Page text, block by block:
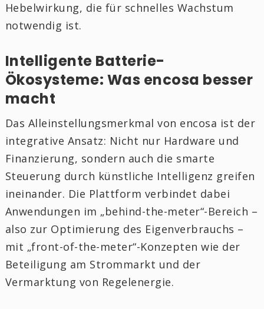
Hebelwirkung, die für schnelles Wachstum
notwendig ist.
Intelligente Batterie-
Ökosysteme: Was encosa besser
macht
Das Alleinstellungsmerkmal von encosa ist der
integrative Ansatz: Nicht nur Hardware und
Finanzierung, sondern auch die smarte
Steuerung durch künstliche Intelligenz greifen
ineinander. Die Plattform verbindet dabei
Anwendungen im „behind-the-meter“-Bereich –
also zur Optimierung des Eigenverbrauchs –
mit „front-of-the-meter“-Konzepten wie der
Beteiligung am Strommarkt und der
Vermarktung von Regelenergie.